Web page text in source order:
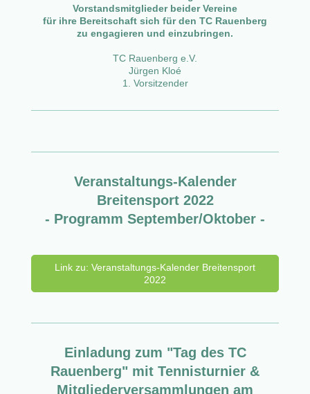
Vorstandsmitglieder beider Vereine
für ihre Bereitschaft sich für den TC Rauenberg
zu engagieren und einzubringen.
TC Rauenberg e.V.
Jürgen Kloé
1. Vorsitzender
Veranstaltungs-Kalender
Breitensport 2022
- Programm September/Oktober -
Link zu: Veranstaltungs-Kalender Breitensport
2022
Einladung zum "Tag des TC
Rauenberg" mit Tennisturnier &
Mitgliederversammlungen am